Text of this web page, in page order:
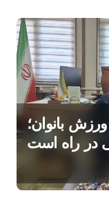
ورزش بانوان؛
در راه است